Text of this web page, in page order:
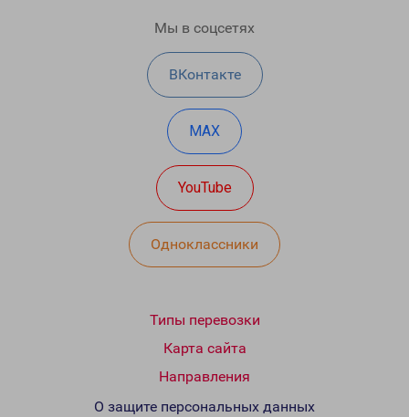
Мы в соцсетях
ВКонтакте
MAX
YouTube
Одноклассники
Типы перевозки
Карта сайта
Направления
О защите персональных данных